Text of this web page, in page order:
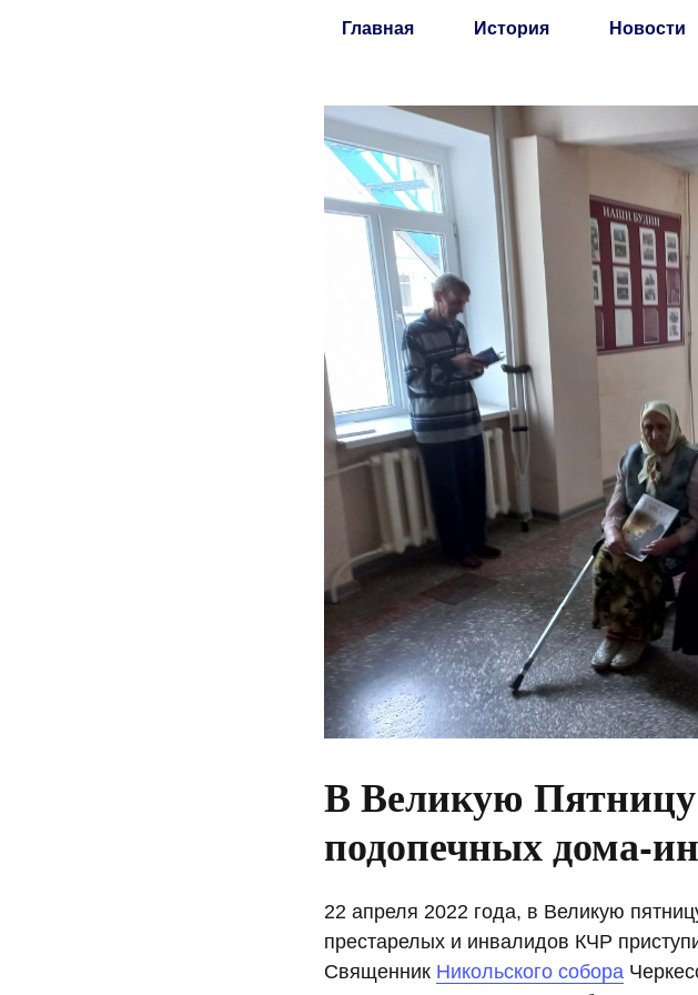
Главная История Новости
В Великую
подопечных дома-
22 апреля 2022 года, в Великую
престарелых и инвалидов КЧР
Священник Никольского собора